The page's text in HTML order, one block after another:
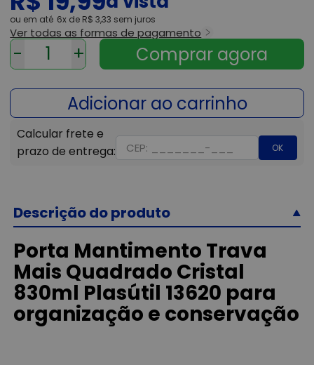
ou 6x de R$ 3,33 sem juros
Ver todas as formas de pagamento
- +
OK
Descrição do produto
Porta Mantimento Trava
Mais Quadrado Cristal
830ml Plasútil 13620 para
organização e conservação